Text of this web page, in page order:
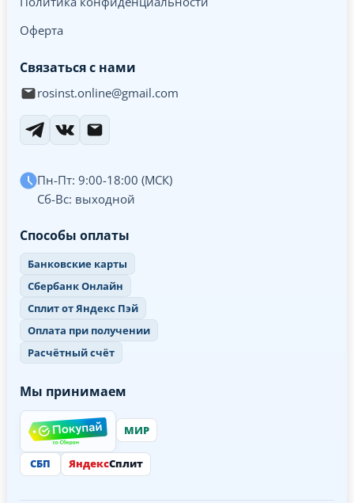
Оферта
Связаться с нами
rosinst.online@gmail.com
Пн-Пт: 9:00-18:00 (МСК)
Сб-Вс: выходной
Способы оплаты
Банковские карты
Сбербанк Онлайн
Сплит от Яндекс Пэй
Оплата при получении
Расчётный счёт
Мы принимаем
МИР
СБП ЯндексСплит